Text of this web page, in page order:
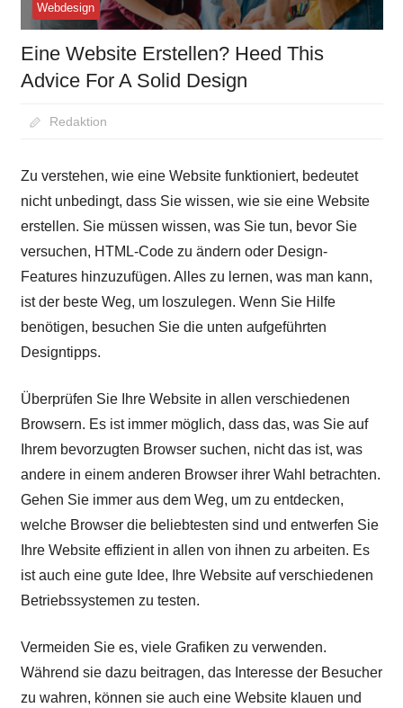
Webdesign
Eine Website Erstellen? Heed This
Advice For A Solid Design
August 23, 2020
Redaktion
Zu verstehen, wie eine Website funktioniert, bedeutet
nicht unbedingt, dass Sie wissen, wie sie eine Website
erstellen. Sie müssen wissen, was Sie tun, bevor Sie
versuchen, HTML-Code zu ändern oder Design-
Features hinzuzufügen. Alles zu lernen, was man kann,
ist der beste Weg, um loszulegen. Wenn Sie Hilfe
benötigen, besuchen Sie die unten aufgeführten
Designtipps.
Überprüfen Sie Ihre Website in allen verschiedenen
Browsern. Es ist immer möglich, dass das, was Sie auf
Ihrem bevorzugten Browser suchen, nicht das ist, was
andere in einem anderen Browser ihrer Wahl betrachten.
Gehen Sie immer aus dem Weg, um zu entdecken,
welche Browser die beliebtesten sind und entwerfen Sie
Ihre Website effizient in allen von ihnen zu arbeiten. Es
ist auch eine gute Idee, Ihre Website auf verschiedenen
Betriebssystemen zu testen.
Vermeiden Sie es, viele Grafiken zu verwenden.
Während sie dazu beitragen, das Interesse der Besucher
zu wahren, können sie auch eine Website klauen und